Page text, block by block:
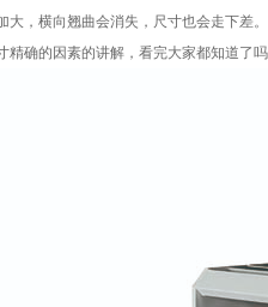
，横向翘曲会消失，尺寸也会走下差。
精确的因素的讲解，看完大家都知道了